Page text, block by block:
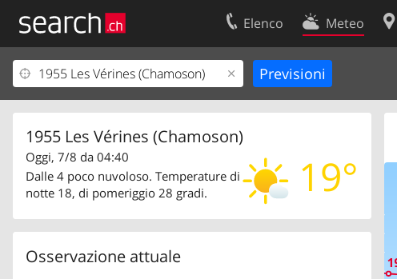
Elenco Meteo
1955 Les Vérines (Chamoson)
19°
Oggi, 7/8 da 04:40
Dalle 4 poco nuvoloso. Temperature di
notte 18, di pomeriggio 28 gradi.
Osservazione attuale
Il vostro profolio
Area clienti
Informazioni Legali
Contatti
Condizioni d’uso